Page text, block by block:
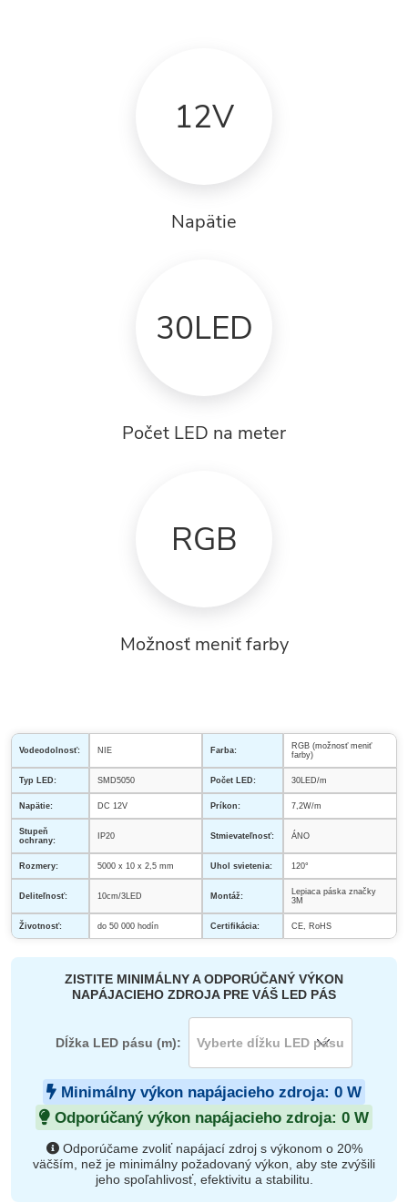
12V
Napätie
30LED
Počet LED na meter
RGB
Možnosť meniť farby
Vodeodolnosť: NIE Farba:
RGB (možnosť meniť
farby)
Typ LED: SMD5050 Počet LED: 30LED/m
Napätie: DC 12V Príkon: 7,2W/m
Stupeň
ochrany:
IP20 Stmievateľnosť: ÁNO
Rozmery: 5000 x 10 x 2,5 mm Uhol svietenia: 120°
Deliteľnosť: 10cm/3LED Montáž:
Lepiaca páska značky
3M
Životnosť: do 50 000 hodín Certifikácia: CE, RoHS
ZISTITE MINIMÁLNY A ODPORÚČANÝ VÝKON
NAPÁJACIEHO ZDROJA PRE VÁŠ LED PÁS
Dĺžka LED pásu (m):
Minimálny výkon napájacieho zdroja: 0 W
Odporúčaný výkon napájacieho zdroja: 0 W
Odporúčame zvoliť napájací zdroj s výkonom o 20%
väčším, než je minimálny požadovaný výkon, aby ste zvýšili
jeho spoľahlivosť, efektivitu a stabilitu.